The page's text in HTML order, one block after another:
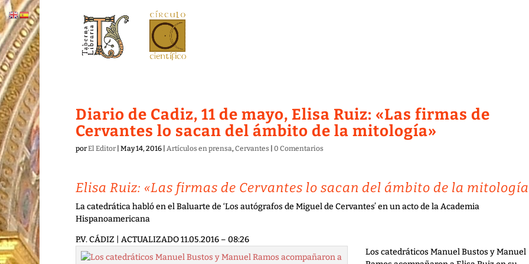
Diario de Cadiz, 11 de mayo, Elisa Ruiz: «Las firmas de
Cervantes lo sacan del ámbito de la mitología»
porEl Editor| May 14, 2016| Artículos en prensa,Cervantes| 0 Comentarios
Elisa Ruiz: «Las firmas de Cervantes lo sacan del ámbito de la
La catedrática habló en el Baluarte de ‘Los autógrafos de Miguel de Cervantes’ en un acto de la Academia
Hispanoamericana
P.V. CÁDIZ | ACTUALIZADO 11.05.2016 – 08:26
Los catedráticos Manuel Bustos y Manuel